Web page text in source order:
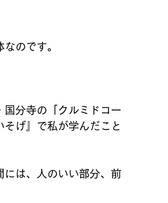
のです。
国分寺の「クルミドコー
げ』で私が学んだこと
には、人のいい部分、前